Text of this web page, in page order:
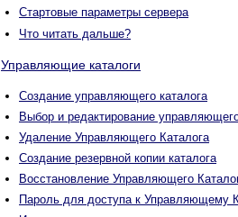
Стартовые параметры сервера
Что читать дальше?
Управляющие каталоги
Создание управляющего каталога
Выбор и редактирование
Удаление Управляющего Каталога
Создание резервной копии каталога
Восстановление Управляющего
Пароль для доступа к Управляющему